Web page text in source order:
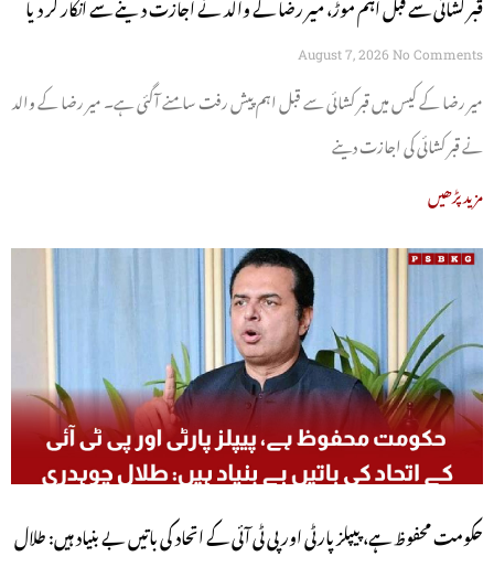
August 7, 2026 No Comments
میر رضا کے کیس میں قبر کشائی سے قبل اہم پیش رفت سامنے آگئی ہے۔ میر رضا کے والد
نے قبر کشائی کی اجازت دینے
مزید پڑھیں
حکومت محفوظ ہے، پیپلز پارٹی اور پی ٹی آئی کے اتحاد کی باتیں بے بنیاد ہیں: طلال